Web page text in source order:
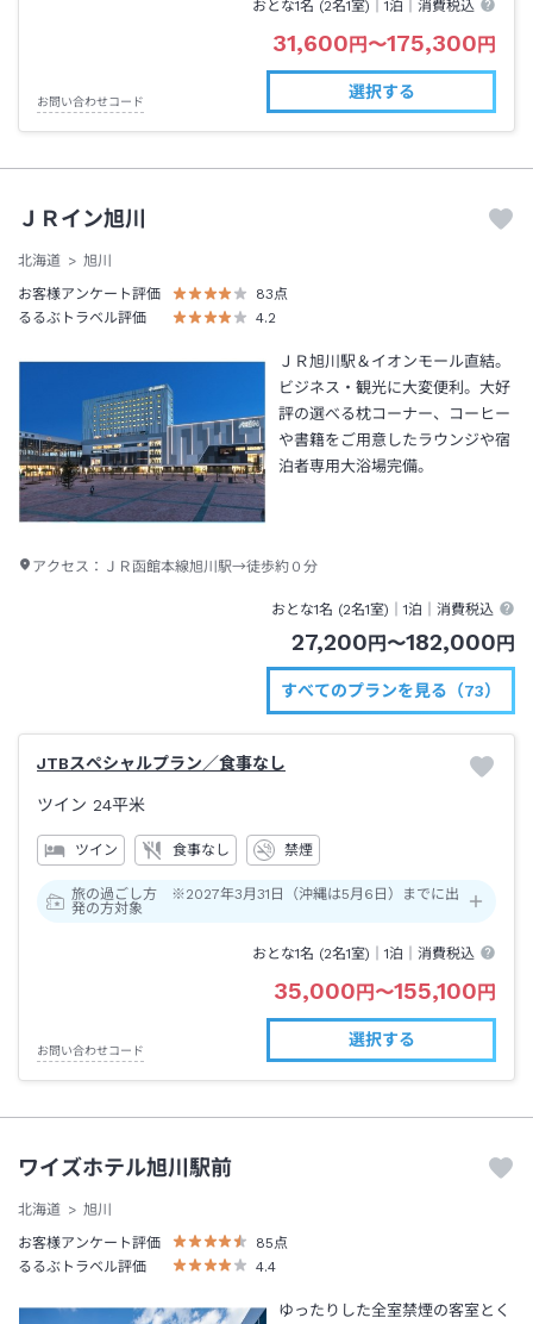
おとな1名 (2名1室)｜1泊 ｜消費税込
31,600円〜175,300円
お問い合わせコード
選択する
ＪＲイン旭川
北海道
旭川
お客様アンケート評価
83点
るるぶトラベル評価
4.2
ＪＲ旭川駅＆イオンモール直結。
ビジネス・観光に大変便利。大好
評の選べる枕コーナー、コーヒー
や書籍をご用意したラウンジや宿
泊者専用大浴場完備。
アクセス： ＪＲ函館本線旭川駅→徒歩約０分
おとな1名 (2名1室)｜1泊 ｜消費税込
27,200 円 〜182,000 円
すべてのプランを見る（73）
JTBスペシャルプラン／食事なし
ツイン 24平米
ツイン 食事なし 禁煙
旅の過ごし方 ※2027年3月31日（沖縄は5月6日）までに出
発の方対象
おとな1名 (2名1室)｜1泊 ｜消費税込
35,000 円 〜155,100 円
お問い合わせコード
選択する
ワイズホテル旭川駅前
北海道
旭川
お客様アンケート評価
85 点
るるぶトラベル評価
4.4
ゆったりした全室禁煙の客室とく